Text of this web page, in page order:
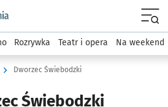
podserwis: Wydarzenia
Rozrywka Teatr i opera Na weekend
Dworzec Świebodzki
Świebodzki